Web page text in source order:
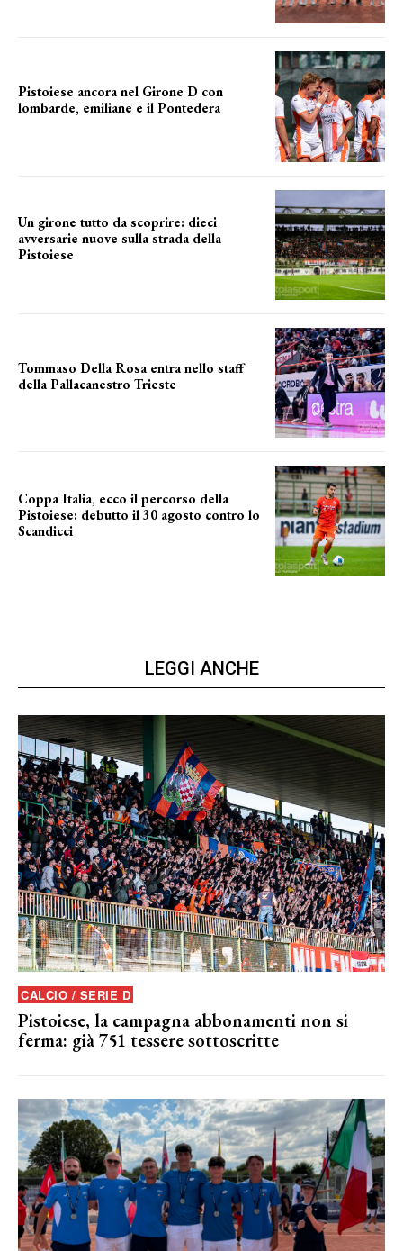
Pistoiese ancora nel Girone D con
lombarde, emiliane e il Pontedera
Un girone tutto da scoprire: dieci
avversarie nuove sulla strada della
Pistoiese
Tommaso Della Rosa entra nello staff
della Pallacanestro Trieste
Coppa Italia, ecco il percorso della
Pistoiese: debutto il 30 agosto contro lo
Scandicci
LEGGI ANCHE
CALCIO / SERIE D
Pistoiese, la campagna abbonamenti non si
ferma: già 751 tessere sottoscritte